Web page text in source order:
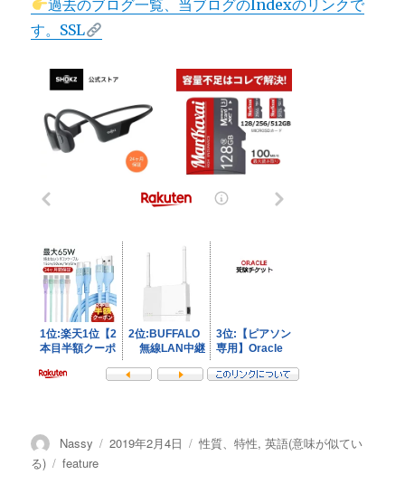
過去のブログ一覧、当ブログのIndexのリンクで
す。SSL
投
稿
Nassy
投
2019年2月4日
カ
性質、特性,英語(意味が似てい
る)
タ
feature